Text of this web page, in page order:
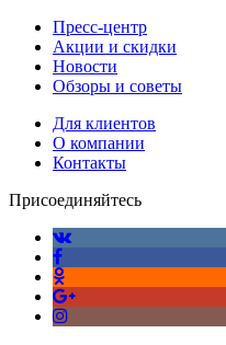
Пресс-центр
Акции и скидки
Новости
Обзоры и советы
Для клиентов
О компании
Контакты
Присоединяйтесь